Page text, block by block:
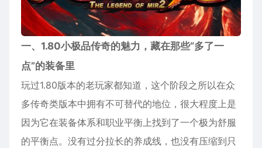
一、1.80小极品传奇的魅力，藏在那些“多了一
点”的装备里
玩过1.80版本的老玩家都知道，这个阶段之所以在众
多传奇类版本中拥有不可替代的地位，很大程度上是
因为它在装备体系和职业平衡上找到了一个极为舒服
的平衡点。没有过分拉长的养成线，也没有压缩到只